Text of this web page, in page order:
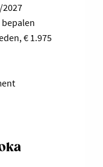
€ 1.975